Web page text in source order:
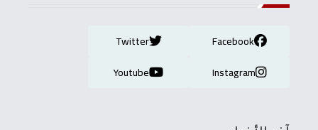
Facebook
Twitter
Instagram
Youtube